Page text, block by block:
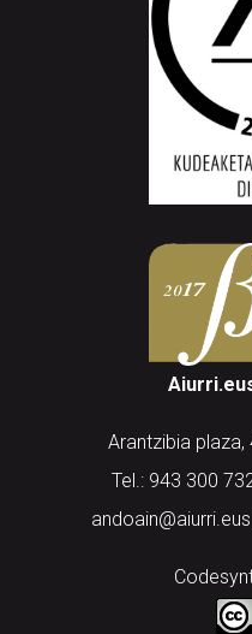
Arantzibia plaza,
Tel.: 943 300